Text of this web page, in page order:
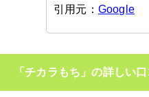
引用元： Google
「チカラもち」の詳しい